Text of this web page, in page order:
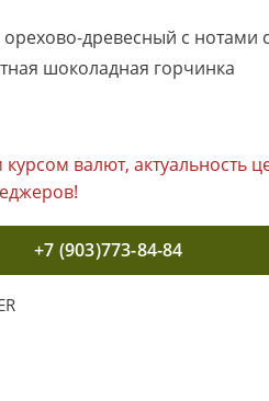
древесный с нотами
шоколадная горчинка
валют, актуальность
+7 (903)773-84-84